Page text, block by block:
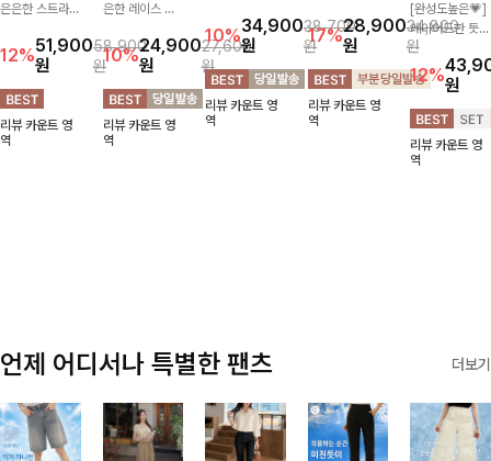
은은한 스트라이
져 심플한 코디
에도 세련된 포
인트를 더해드리
며 깔끔한 스트
라이프 디테일로
유행 없이 오래
12%51,900
원
58,900
원
리뷰 카운트 영
역
은한 레이스 자
으로 사랑스러운
감성 가득 담았
으며 나시 세트
구성으로 이너
걱정없이 손쉽게
코디 가능한 블
10%24,900
원
27,600
원
리뷰 카운트 영
역
있게 입어지는
블라우스🖤 브
이넥 카라 디자
인에 여유로운
소매핏 더해져
여리하면서도 시
10%34,900
원
38,700
원
리뷰 카운트 영
역
엠보 텍스처가
돋보이는 블라우
스- 여유로운 실
루엣과 물결 짜
임 소매 디테일
이 더해져 편안
17%28,900
원
34,800
원
리뷰 카운트 영
역
[완성도높은💗]
레이어드한 듯
자연스러운 나시
와 버튼 원피스
가 함께 구성된
세트 아이템입니
다. 코디 고민 없
이 한 벌만으로
도 내추럴하면서
12%원
리뷰 카운트 영
역
언제 어디서나 특별한 팬츠 더보기